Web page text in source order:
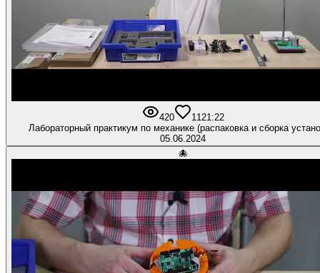
420 11 21:22
Лабораторный практикум по механике (распаковка и сборка
05.06.2024
🐙